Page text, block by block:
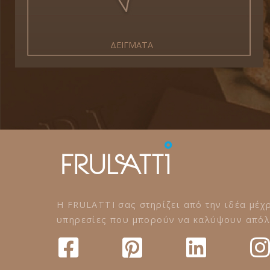
ΔΕΙΓΜΑΤΑ
Η FRULATTI σας στηρίζει από την ιδέα
υπηρεσίες που μπορούν να καλύψουν